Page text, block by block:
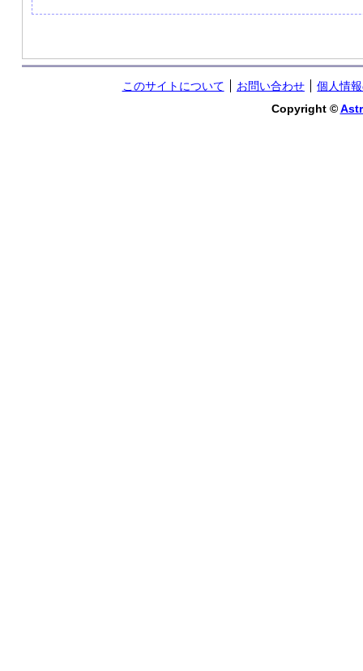
このサイトについて お問い合わせ
個人情
Copyright ©